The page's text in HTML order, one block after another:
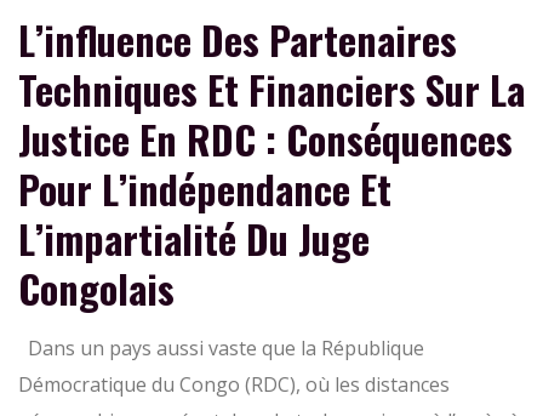
L’influence Des Partenaires
Techniques Et Financiers Sur La
Justice En RDC : Conséquences
Pour L’indépendance Et
L’impartialité Du Juge
Congolais
Dans un pays aussi vaste que la République
Démocratique du Congo (RDC), où les distances